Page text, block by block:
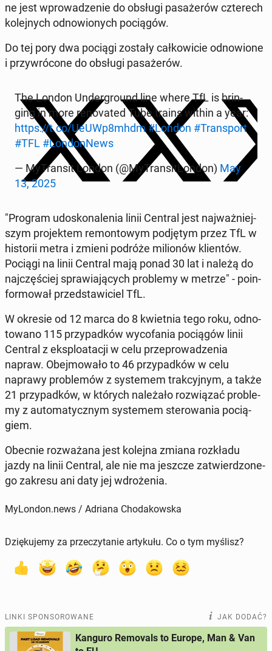
ne jest wpro­wa­dze­nie do obsługi pa­sa­że­rów czte­rech
ko­lej­nych od­no­wio­nych po­cią­gów.
Do tej pory dwa pociągi zostały cał­ko­wi­cie od­no­wio­ne
i przy­wró­co­ne do obsługi pa­sa­że­rów.
The London Un­der­gro­und line where TfL is brin­
ging in more re­no­va­ted Tube trains within a year:
https://t.co/UeUWp8mhdm #London #Trans­port
#TFL #Lon­don­News
— My­Tran­sit London (@My­Tran­si­tLon­don) May
13, 2025
"Program udo­sko­na­le­nia linii Central jest naj­waż­niej­
szym pro­jek­tem re­mon­to­wym pod­ję­tym przez TfL w
hi­sto­rii metra i zmieni podróże mi­lio­nów klien­tów.
Pociągi na linii Central mają ponad 30 lat i należą do
naj­czę­ściej spra­wia­ją­cych pro­ble­my w metrze" - po­in­
for­mo­wał przed­sta­wi­ciel TfL.
W okresie od 12 marca do 8 kwiet­nia tego roku, od­no­
to­wa­no 115 przy­pad­ków wy­co­fa­nia po­cią­gów linii
Central z eks­plo­ata­cji w celu prze­pro­wa­dze­nia
napraw. Obej­mo­wa­ło to 46 przy­pad­ków w celu
naprawy pro­ble­mów z sys­te­mem trak­cyj­nym, a także
21 przy­pad­ków, w których na­le­ża­ło roz­wią­zać pro­ble­
my z au­to­ma­tycz­nym sys­te­mem ste­ro­wa­nia po­cią­
giem.
Obecnie roz­wa­ża­na jest kolejna zmiana roz­kła­du
jazdy na linii Central, ale nie ma jeszcze za­twier­dzo­ne­
go zakresu ani daty jej wdro­że­nia.
MyLondon.news / Adriana Chodakowska
Dziękujemy za przeczytanie artykułu. Co o tym myślisz?
LINKI SPONSOROWANE JAK DODAĆ?
Kanguro Removals to Europe, Man & Van